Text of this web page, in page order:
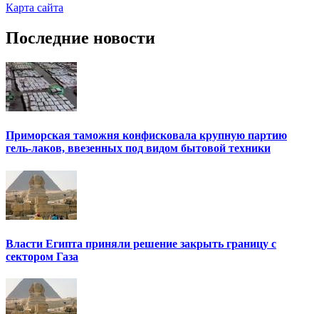
Карта сайта
Последние новости
Приморская таможня конфисковала крупную партию
гель-лаков, ввезенных под видом бытовой техники
Власти Египта приняли решение закрыть границу с
сектором Газа